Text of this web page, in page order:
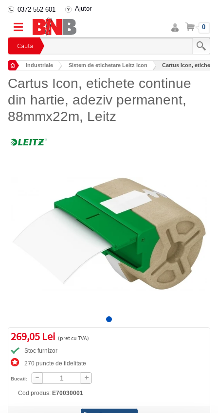
Cauta
0372 552 601 Ajutor
Intra
in
cont
Cos 0
Industriale Sistem de etichetare Leitz Icon Cartus Icon, etichete
Cartus Icon, etichete continue
din hartie, adeziv permanent,
88mmx22m, Leitz
269,05 Lei (pret cu TVA)
Stoc furnizor
270 puncte de fidelitate
Bucati:
Cod produs: E70030001